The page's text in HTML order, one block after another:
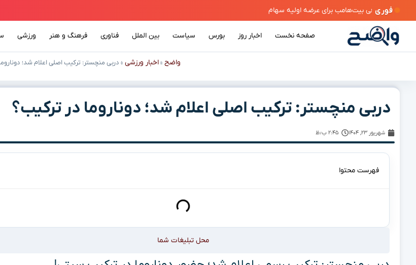
فوری
صفحه نخست اخبار روز بورس سیاست بین الملل فناوری فرهنگ و هنر ورزشی
واضح »اخبار ورزشی » دربی منچستر: ترکیب اصلی اعلام شد؛
دربی منچستر: ترکیب اصلی اعلام شد؛ دوناروما در ترکیب؟
شهریور ۲۳, ۱۴۰۴ ۲:۴۵ ب٫ظ
فهرست محتوا
محل تبلیغات شما